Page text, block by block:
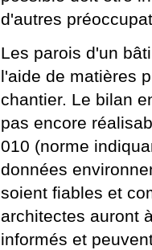
d'autres
Les parois d'un
l'aide de matières
chantier. Le bilan
pas encore
010 (norme
données
soient fiables et
architectes auront
informés et